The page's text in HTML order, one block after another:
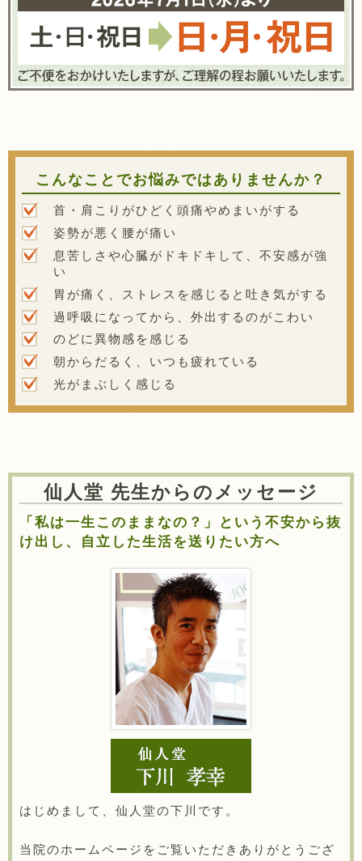
こんなことでお悩みではありませんか？
首・肩こりがひどく頭痛やめまいがする
姿勢が悪く腰が痛い
息苦しさや心臓がドキドキして、不安感が強
い
胃が痛く、ストレスを感じると吐き気がする
過呼吸になってから、外出するのがこわい
のどに異物感を感じる
朝からだるく、いつも疲れている
光がまぶしく感じる
仙人堂 先生からのメッセージ
「私は一生このままなの？」という不安から抜
け出し、自立した生活を送りたい方へ
はじめまして、仙人堂の下川です。
当院のホームページをご覧いただきありがとうござ